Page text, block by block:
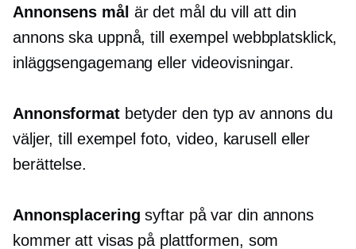
Annonsens mål är det mål du vill att din
annons ska uppnå, till exempel webbplatsklick,
inläggsengagemang eller videovisningar.
Annonsformatbetyder den typ av annons du
väljer, till exempel foto, video, karusell eller
berättelse.
Annonsplacering syftar på var din annons
kommer att visas på plattformen, som